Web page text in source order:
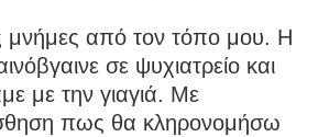
μνήμες από τον τόπο μου. Η
σε ψυχιατρείο και
με την γιαγιά. Με
πως θα κληρονομήσω